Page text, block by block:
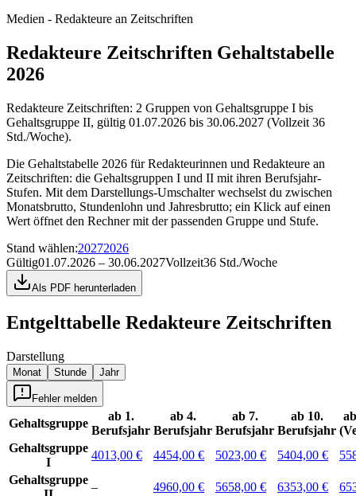
Medien - Redakteure an Zeitschriften
Redakteure Zeitschriften Gehaltstabelle
2026
Redakteure Zeitschriften: 2 Gruppen von Gehaltsgruppe I bis
Gehaltsgruppe II, gültig 01.07.2026 bis 30.06.2027 (Vollzeit 36
Std./Woche).
Die Gehaltstabelle 2026 für Redakteurinnen und Redakteure an
Zeitschriften: die Gehaltsgruppen I und II mit ihren Berufsjahr-
Stufen. Mit dem Darstellungs-Umschalter wechselst du zwischen
Monatsbrutto, Stundenlohn und Jahresbrutto; ein Klick auf einen
Wert öffnet den Rechner mit der passenden Gruppe und Stufe.
Stand wählen:20272026
Gültig01.07.2026 – 30.06.2027Vollzeit36 Std./Woche
Als PDF herunterladen
Entgelttabelle Redakteure Zeitschriften
Darstellung
Monat Stunde Jahr
Fehler melden
Gehaltsgruppe
ab 1.
Berufsjahr
ab 4.
Berufsjahr
ab 7.
Berufsjahr
ab 10.
Berufsjahr
Gehaltsgruppe
I
4013,00 € 4454,00 € 5023,00 € 5404,00 €
Gehaltsgruppe
– 4960,00 € 5658,00 € 6353,00 €